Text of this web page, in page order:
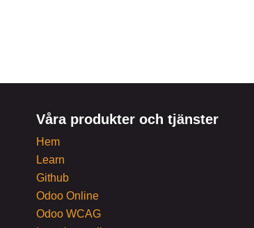
Våra produkter och tjänster
Hem
Learn
Github
Odoo Online
Odoo WCAG